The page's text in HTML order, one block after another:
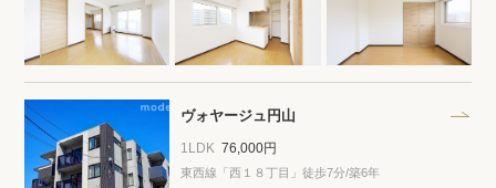
ヴォヤージュ円山
1LDK 76,000円
東西線「西１８丁目」徒歩7分/築6年